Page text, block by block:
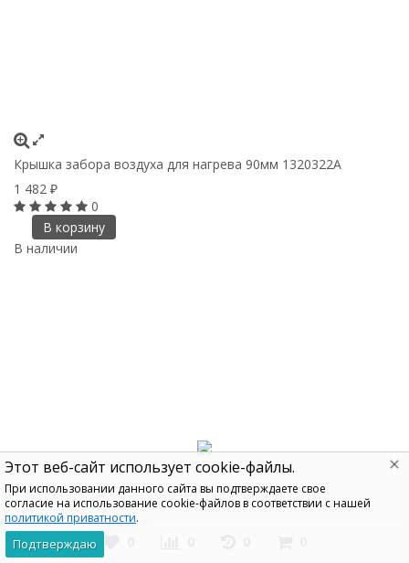
Крышка забора воздуха для нагрева 90мм 1320322A
1 482 ₽
0
В корзину
В наличии
Этот веб-сайт использует cookie-файлы.
При использовании данного сайта вы подтверждаете свое
согласие на использование cookie-файлов в соответствии с нашей
политикой приватности.
Подтверждаю